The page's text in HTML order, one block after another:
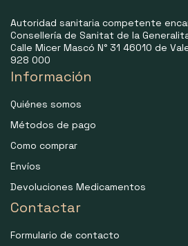
Autoridad sanitaria competente
Consellería de Sanitat de la
Calle Micer Mascó N° 31 46010 de
928 000
Información
Quiénes somos
Métodos de pago
Como comprar
Envíos
Devoluciones Medicamentos
Contactar
Formulario de contacto